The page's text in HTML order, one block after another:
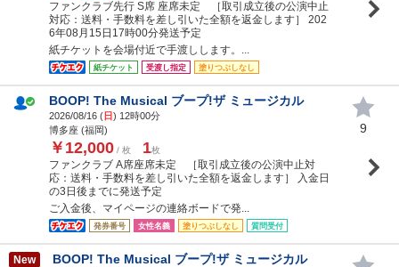
ファンクラブ先行 S席 座席未定 ［取引成立後の公演中止
対応：送料・手数料を差し引いた全額を返金します］ 202
6年08月15日17時00分発送予定
紙チケットを会場付近で手渡しします。...
紙チケット 受渡し指定 塗りつぶしなし
BOOP! The Musical ブープ!ザ ミュージカル
2026/08/16 (日) 12時00分
博多座 (福岡)
￥12,000 / 枚 1枚
ファンクラブ A席座席未定 ［取引成立後の公演中止対
応：送料・手数料を差し引いた全額を返金します］ 入金日
の3日後までに発送予定
ご入金後、マイページの連絡ボードで発...
発券番号 女性名義 塗りつぶしなし 質問受付
9
New BOOP! The Musical ブープ!ザ ミュージカル